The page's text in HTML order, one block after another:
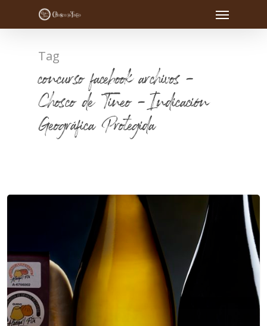
Tag
concurso facebook archivos -
Chosco de Tineo - Indicación
Geográfica Protegida